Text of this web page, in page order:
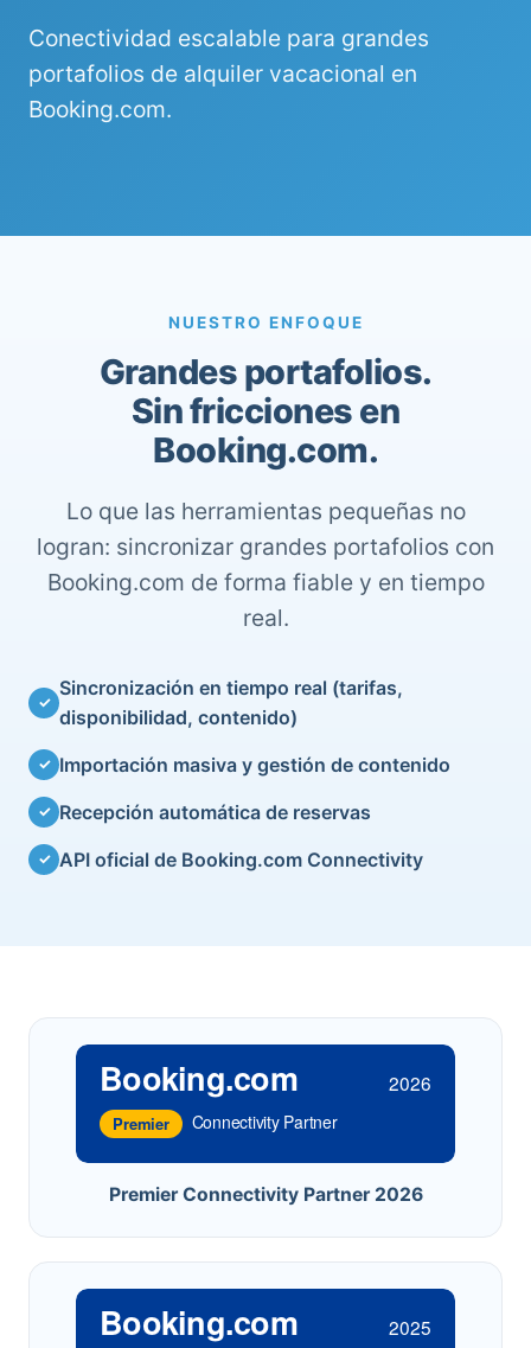
Conectividad escalable para grandes
portafolios de alquiler vacacional en
Booking.com.
NUESTRO ENFOQUE
Grandes portafolios.
Sin fricciones en
Booking.com.
Lo que las herramientas pequeñas no
logran: sincronizar grandes portafolios con
Booking.com de forma fiable y en tiempo
real.
✓
Sincronización en tiempo real (tarifas,
disponibilidad, contenido)
✓ Importación masiva y gestión de contenido
✓ Recepción automática de reservas
✓ API oficial de Booking.com Connectivity
Booking.com 2026
Premier Connectivity Partner
Premier Connectivity Partner 2026
Booking.com 2025